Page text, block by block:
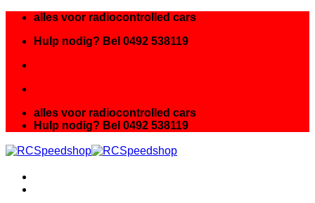
inhoud
alles voor radiocontrolled cars
Hulp nodig? Bel 0492 538119
alles voor radiocontrolled cars
Hulp nodig? Bel 0492 538119